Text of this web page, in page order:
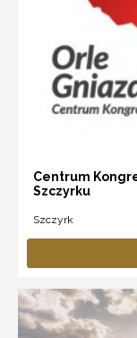
Centrum
Szczyrku
Szczyrk